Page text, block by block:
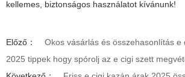
kellemes, biztonságos használatot kívánunk!
Előző：
Okos vásárlás és összehasonlítás e
2025 tippek hogy spórolj az e cigi szett